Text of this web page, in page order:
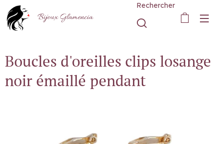
Bijoux Glamencia
Rechercher
Boucles d'oreilles clips losange
noir émaillé pendant